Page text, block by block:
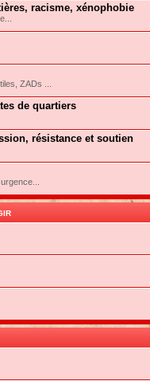
racisme, xénophobie
ZADs ...
de quartiers
résistance et soutien